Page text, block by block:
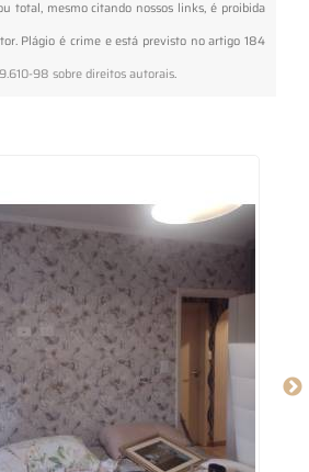
total, mesmo citando nossos links, é proibida
Plágio é crime e está previsto no artigo 184
98 sobre direitos autorais.